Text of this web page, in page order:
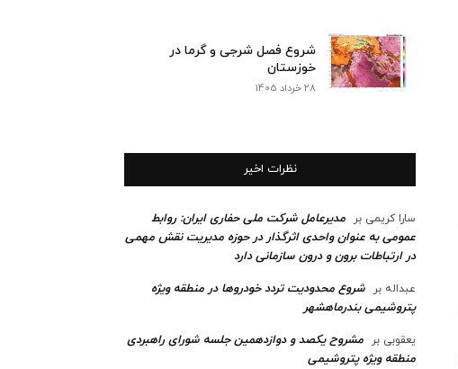
شروع فصل شرجی و گرما در
خوزستان
28 خرداد 1405
نظرات اخیر
سارا کریمی بر
مدیرعامل شرکت ملی حفاری ایران: روابط
عمومی به عنوان واحدی اثرگذار در حوزه مدیریت نقش مهمی
در ارتباطات برون و درون سازمانی دارد
عبداله بر
شروع محدودیت تردد خودروها در منطقه ویژه
پتروشیمی بندرماهشهر
یعقوبی بر
مشروح یکصد و دوازدهمین جلسه شورای راهبردی
منطقه ویژه پتروشیمی‌